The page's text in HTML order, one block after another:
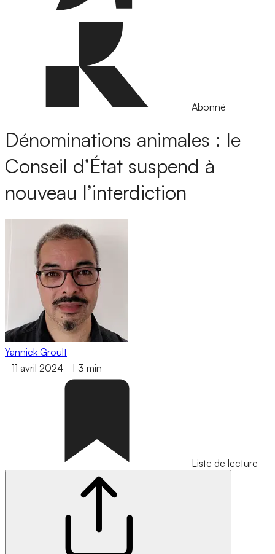
Abonné
Dénominations animales : le
Conseil d’État suspend à
nouveau l’interdiction
Yannick Groult
- 11 avril 2024 - 3 min
Liste de lecture